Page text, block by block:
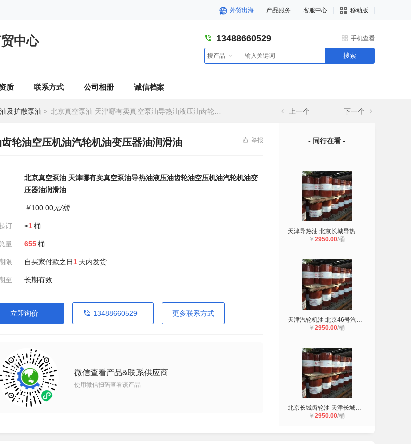
外贸出海 产品服务 客服中心 移动版
中心 13488660529 手机查看
搜产品 搜索
质 联系方式 公司相册 诚信档案
及扩散泵油 > 北京真空泵油 天津哪有卖真空泵油导热油液压油齿轮油空压机油汽轮机油变压器油润滑油 上一个 下一个
轮油空压机油汽轮机油变压器油润滑油 举报
北京真空泵油 天津哪有卖真空泵油导热油液压油齿轮油空压机油汽轮机油变
压器油润滑油
￥100.00元/桶
订 ≥1桶
量 655桶
限 自买家付款之日1 天内发货
至 长期有效
立即询价 13488660529 更多联系方式
微信查看产品&联系供应商
使用微信扫码查看该产品
- 同行在看 -
天津导热油 北京长城导热油 廊坊 涿
￥ 2950.00/桶
天津汽轮机油 北京46号汽轮机油 廊坊
￥ 2950.00/桶
北京长城齿轮油 天津长城齿轮油 廊坊
￥ 2950.00/桶